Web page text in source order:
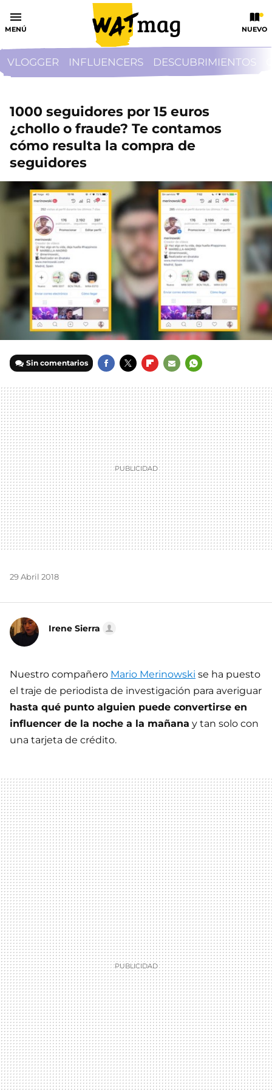
MENÚ NUEVO
VLOGGER INFLUENCERS DESCUBRIMIENTOS
1000 seguidores por 15 euros
¿chollo o fraude? Te contamos
cómo resulta la compra de
seguidores
Sin comentarios
MAIL
29 Abril 2018
Irene Sierra
Nuestro compañero Mario Merinowski se ha puesto
el traje de periodista de investigación para averiguar
hasta qué punto alguien puede convertirse en
influencer de la noche a la mañana y tan solo con
una tarjeta de crédito.